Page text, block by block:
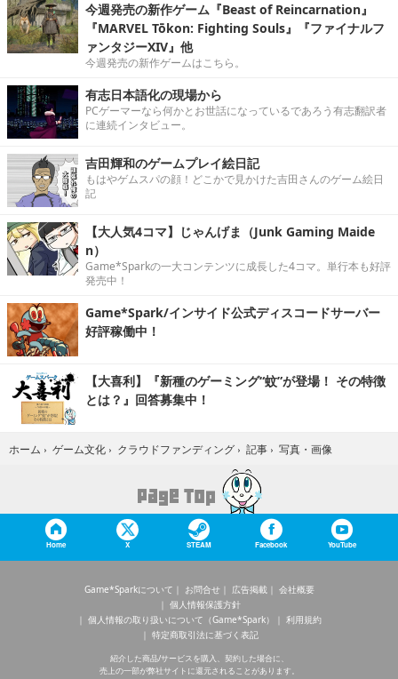
今週発売の新作ゲーム『Beast of Reincarnation』
『MARVEL Tōkon: Fighting Souls』『ファイナルフ
ァンタジーXIV』他
今週発売の新作ゲームはこちら。
有志日本語化の現場から
PCゲーマーなら何かとお世話になっているであろう有志翻訳者
に連続インタビュー。
吉田輝和のゲームプレイ絵日記
もはやゲムスパの顔！どこかで見かけた吉田さんのゲーム絵日
記
【大人気4コマ】じゃんげま（Junk Gaming Maide
n）
Game*Sparkの一大コンテンツに成長した4コマ。単行本も好評
発売中！
Game*Spark/インサイド公式ディスコードサーバー
好評稼働中！
【大喜利】『新種のゲーミング“蚊”が登場！ その特徴
とは？』回答募集中！
ホーム › ゲーム文化 › クラウドファンディング › 記事 › 写真・画像
Home X STEAM Facebook YouTube
Game*Sparkについて お問合せ 広告掲載
会社概要
個人情報保護方針
個人情報の取り扱いについて（Game*Spark）
利用規約
特定商取引法に基づく表記
紹介した商品/サービスを購入、契約した場合に、
売上の一部が弊社サイトに還元されることがあります。